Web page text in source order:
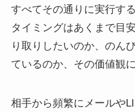
すべてその通りに実行す
タイミングはあくまで目
り取りしたいのか、のん
ているのか、その価値観
相手から頻繁にメールや